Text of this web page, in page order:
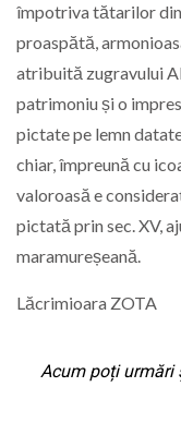
împotriva tătarilor
proaspătă,
atribuită zugravului
patrimoniu și o
pictate pe lemn
chiar, împreună cu
valoroasă e
pictată prin sec. XV,
maramureșeană.
Lăcrimioara ZOTA
Acum poți urmări